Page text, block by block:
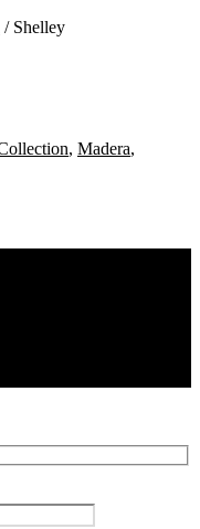
/ Shelley
, Madera,